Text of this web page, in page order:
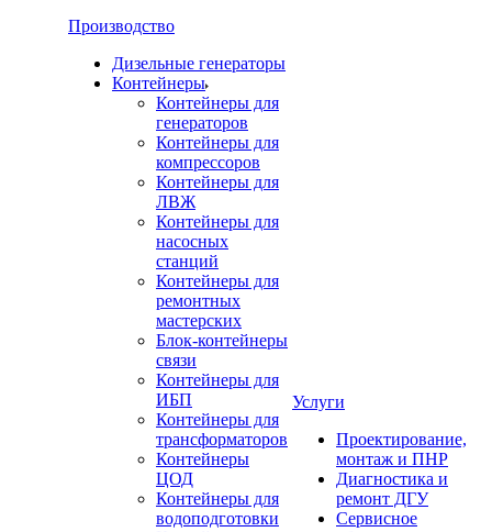
Производство
Дизельные генераторы
Контейнеры
Контейнеры для
генераторов
Контейнеры для
компрессоров
Контейнеры для
ЛВЖ
Контейнеры для
насосных
станций
Контейнеры для
ремонтных
мастерских
Блок-контейнеры
связи
Контейнеры для
ИБП
Контейнеры для
трансформаторов
Контейнеры
ЦОД
Контейнеры для
водоподготовки
Услуги
Проектирование,
монтаж и ПНР
Диагностика и
ремонт ДГУ
Сервисное